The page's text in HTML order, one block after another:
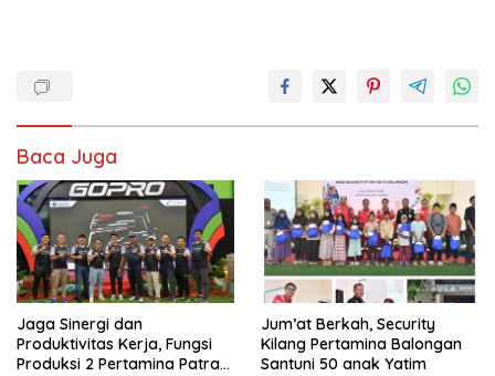
Baca Juga
Jaga Sinergi dan
Produktivitas Kerja, Fungsi
Produksi 2 Pertamina Patra
Jum’at Berkah, Security
Kilang Pertamina Balongan
Santuni 50 anak Yatim